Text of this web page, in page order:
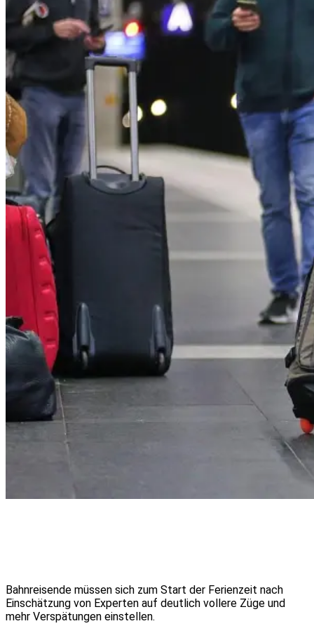
Bahnreisende müssen sich zum Start der Ferienzeit nach
Einschätzung von Experten auf deutlich vollere Züge und
mehr Verspätungen einstellen.